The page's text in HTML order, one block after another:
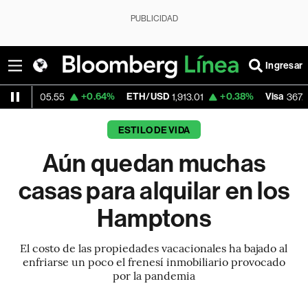
PUBLICIDAD
Ingresar
+0.64% ETH/USD 1,913.01 +0.38% Visa 367.32 -
ESTILO DE VIDA
Aún quedan muchas
casas para alquilar en los
Hamptons
El costo de las propiedades vacacionales ha bajado al
enfriarse un poco el frenesí inmobiliario provocado
por la pandemia